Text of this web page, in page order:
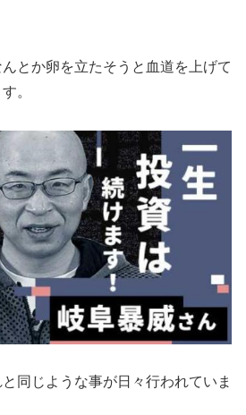
とか卵を立たそうと血道を上げて
。
同じような事が日々行われていま